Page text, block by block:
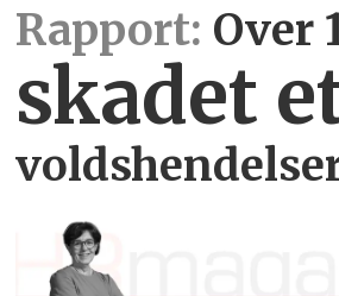
Rapport: Over
skadet